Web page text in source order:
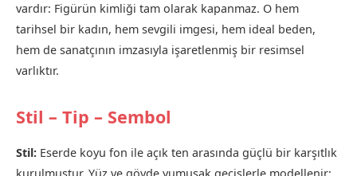
vardır: Figürün kimliği tam olarak kapanmaz. O hem
tarihsel bir kadın, hem sevgili imgesi, hem ideal beden,
hem de sanatçının imzasıyla işaretlenmiş bir resimsel
varlıktır.
Stil – Tip – Sembol
Stil: Eserde koyu fon ile açık ten arasında güçlü bir karşıtlık